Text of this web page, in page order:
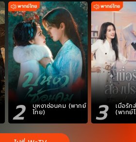
2 บุหงาซ่อนคม (พากย์
ไทย) 3 เมื่อรัก
(พากย์